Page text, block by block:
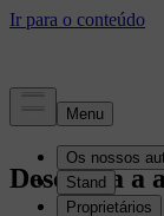
Descubra a